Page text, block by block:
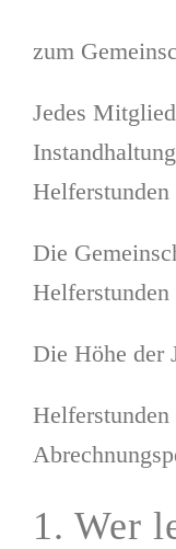
zum
Jedes
Die
Die Höhe der
1. Wer